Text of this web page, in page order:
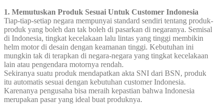
1. Memutuskan Produk Sesuai Untuk Customer Indonesia
Tiap-tiap-setiap negara mempunyai standard sendiri tentang produk-
produk yang boleh dan tak boleh di pasarkan di negaranya. Semisal
di Indonesia, tingkat kecelakaan lalu lintas yang tinggi membikin
helm motor di desain dengan keamanan tinggi. Kebutuhan ini
mungkin tak di terapkan di negara-negara yang tingkat kecelakaan
lain atau pengendara motornya rendah.
Sekiranya suatu produk mendapatkan akta SNI dari BSN, produk
itu automatis sesuai dengan kebutuhan customer Indonesia.
Karenanya pengusaha bisa meraih kepastian bahwa Indonesia
merupakan pasar yang ideal buat produknya.